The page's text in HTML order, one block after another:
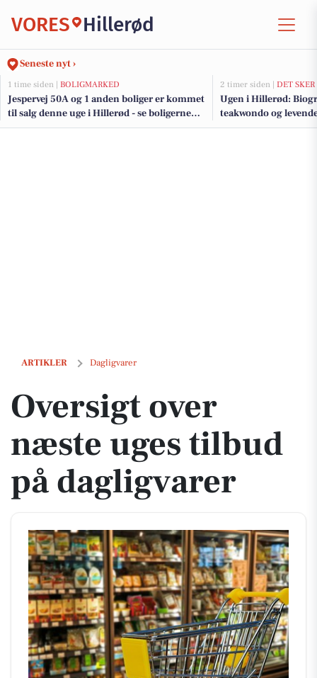
VORES Hillerød
Seneste nyt ›
1 time siden | BOLIGMARKED
Jespervej 50A og 1 anden boliger er kommet
til salg denne uge i Hillerød - se boligerne
her.
2 timer siden | DET SKER
Ugen i Hillerød:
teakwondo og
ARTIKLER Dagligvarer
Oversigt over næste uges tilbud på dagligvarer
Oversigt over
næste uges tilbud
på dagligvarer